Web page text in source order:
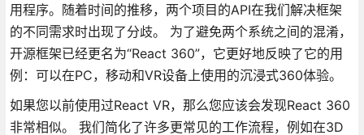
用程序。随着时间的推移，两个项目的API在我们解决框架
的不同需求时出现了分歧。 为了避免两个系统之间的混淆，
开源框架已经更名为“React 360”，它更好地反映了它的用
例：可以在PC，移动和VR设备上使用的沉浸式360体验。
如果您以前使用过React VR，那么您应该会发现React 360
非常相似。 我们简化了许多更常见的工作流程，例如在3D